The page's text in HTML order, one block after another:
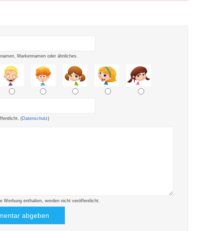
Markennamen oder ähnliches.
(Datenschutz)
Werbung enthalten, werden nicht veröffentlicht.